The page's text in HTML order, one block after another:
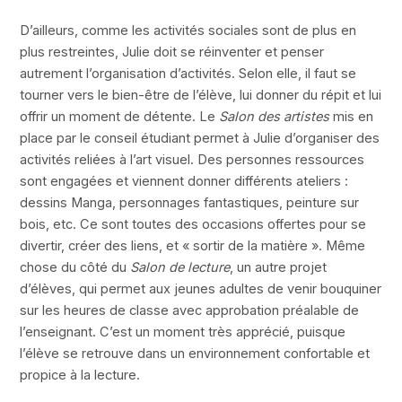
D’ailleurs, comme les activités sociales sont de plus en
plus restreintes, Julie doit se réinventer et penser
autrement l’organisation d’activités. Selon elle, il faut se
tourner vers le bien-être de l’élève, lui donner du répit et lui
offrir un moment de détente. Le Salon des artistesmis en
place par le conseil étudiant permet à Julie d’organiser des
activités reliées à l’art visuel. Des personnes ressources
sont engagées et viennent donner différents ateliers :
dessins Manga, personnages fantastiques, peinture sur
bois, etc. Ce sont toutes des occasions offertes pour se
divertir, créer des liens, et « sortir de la matière ». Même
chose du côté du Salon de lecture, un autre projet
d’élèves, qui permet aux jeunes adultes de venir bouquiner
sur les heures de classe avec approbation préalable de
l’enseignant. C’est un moment très apprécié, puisque
l’élève se retrouve dans un environnement confortable et
propice à la lecture.